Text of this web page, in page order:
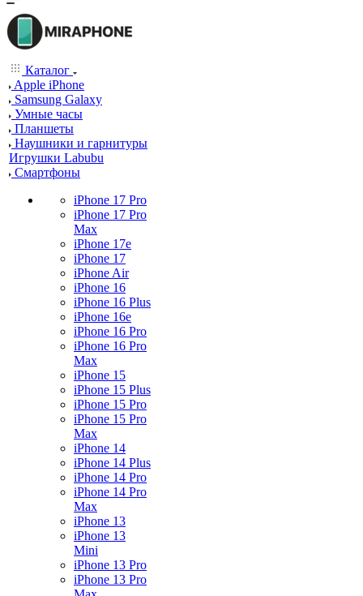
Каталог
Apple iPhone
Samsung Galaxy
Умные часы
Планшеты
Наушники и гарнитуры
Игрушки Labubu
Смартфоны
iPhone 17 Pro
iPhone 17 Pro
Max
iPhone 17e
iPhone 17
iPhone Air
iPhone 16
iPhone 16 Plus
iPhone 16e
iPhone 16 Pro
iPhone 16 Pro
Max
iPhone 15
iPhone 15 Plus
iPhone 15 Pro
iPhone 15 Pro
Max
iPhone 14
iPhone 14 Plus
iPhone 14 Pro
iPhone 14 Pro
Max
iPhone 13
iPhone 13
Mini
iPhone 13 Pro
iPhone 13 Pro